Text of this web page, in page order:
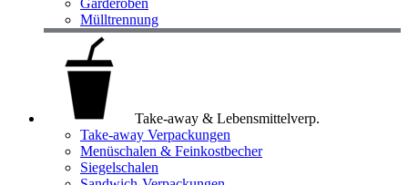
Garderoben
Mülltrennung
Take-away & Lebensmittelverp.
Take-away Verpackungen
Menüschalen & Feinkostbecher
Siegelschalen